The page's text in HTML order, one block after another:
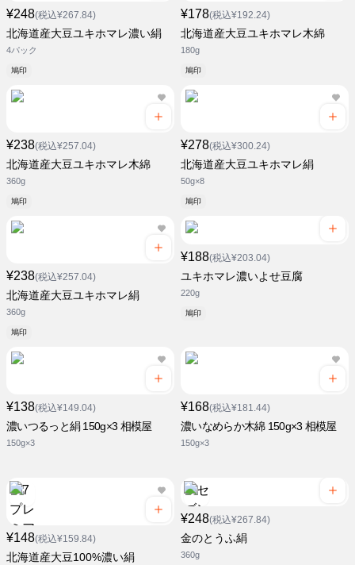
¥248(税込¥267.84)
北海道産大豆ユキホマレ濃い絹
4パック
鳩印
¥178(税込¥192.24)
北海道産大豆ユキホマレ木綿
180g
鳩印
¥238(税込¥257.04)
北海道産大豆ユキホマレ木綿
360g
鳩印
¥278(税込¥300.24)
北海道産大豆ユキホマレ絹
50g×8
鳩印
¥238(税込¥257.04)
北海道産大豆ユキホマレ絹
360g
鳩印
¥188(税込¥203.04)
ユキホマレ濃いよせ豆腐
220g
鳩印
¥138(税込¥149.04)
濃いつるっと絹 150g×3 相模屋
150g×3
¥168(税込¥181.44)
濃いなめらか木綿 150g×3 相模屋
150g×3
¥148(税込¥159.84)
北海道産大豆100%濃い絹
¥248(税込¥267.84)
金のとうふ絹
360g